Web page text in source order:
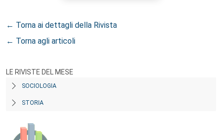
← Torna ai dettagli della Rivista
← Torna agli articoli
LE RIVISTE DEL MESE
SOCIOLOGIA
STORIA